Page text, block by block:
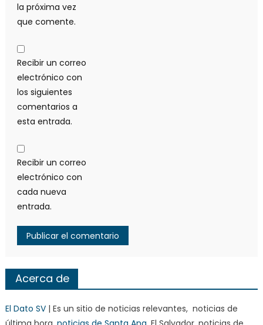
la próxima vez
que comente.
Recibir un correo
electrónico con
los siguientes
comentarios a
esta entrada.
Recibir un correo
electrónico con
cada nueva
entrada.
Acerca de
El Dato SV| Es un sitio de noticias relevantes, noticias de